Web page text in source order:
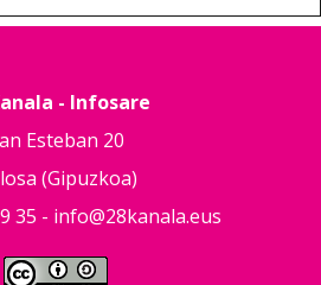
- Infosare
Esteban 20
(Gipuzkoa)
35 - info@28kanala.eus